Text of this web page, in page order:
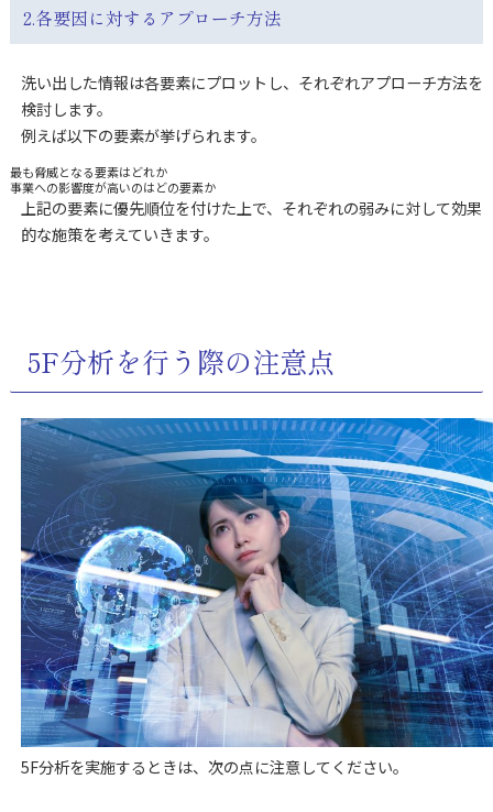
2.各要因に対するアプローチ方法
洗い出した情報は各要素にプロットし、それぞれアプローチ方法を
検討します。
例えば以下の要素が挙げられます。
最も脅威となる要素はどれか
事業への影響度が高いのはどの要素か
上記の要素に優先順位を付けた上で、それぞれの弱みに対して効果
的な施策を考えていきます。
5F分析を行う際の注意点
5F分析を実施するときは、次の点に注意してください。